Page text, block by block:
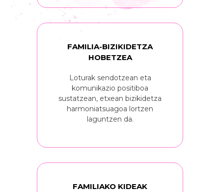
FAMILIA-BIZIKIDETZA
HOBETZEA
Loturak sendotzean eta
komunikazio positiboa
sustatzean, etxean bizikidetza
harmoniatsuagoa lortzen
laguntzen da.
FAMILIAKO KIDEAK